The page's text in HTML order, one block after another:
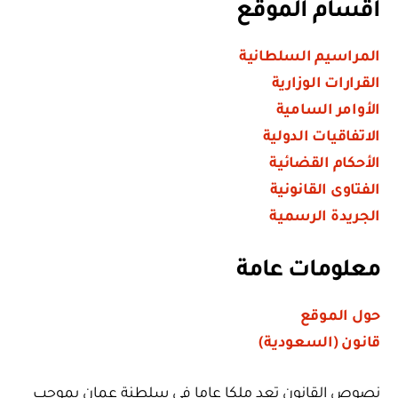
أقسام الموقع
المراسيم السلطانية
القرارات الوزارية
الأوامر السامية
الاتفاقيات الدولية
الأحكام القضائية
الفتاوى القانونية
الجريدة الرسمية
معلومات عامة
حول الموقع
قانون (السعودية)
نصوص القانون تعد ملكا عاما في سلطنة عمان بموجب